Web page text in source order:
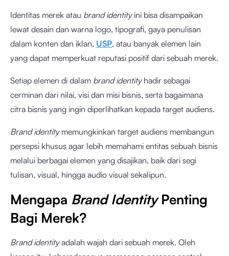
Identitas merek atau brand identity ini bisa disampaikan
lewat desain dan warna logo, tipografi, gaya penulisan
dalam konten dan iklan, USP, atau banyak elemen lain
yang dapat memperkuat reputasi positif dari sebuah merek.
Setiap elemen di dalam brand identity hadir sebagai
cerminan dari nilai, visi dan misi bisnis, serta bagaimana
citra bisnis yang ingin diperlihatkan kepada target audiens.
Brand identity memungkinkan target audiens membangun
persepsi khusus agar lebih memahami entitas sebuah bisnis
melalui berbagai elemen yang disajikan, baik dari segi
tulisan, visual, hingga audio visual sekalipun.
Mengapa Brand IdentityPenting
Bagi Merek?
Brand identityadalah wajah dari sebuah merek. Oleh